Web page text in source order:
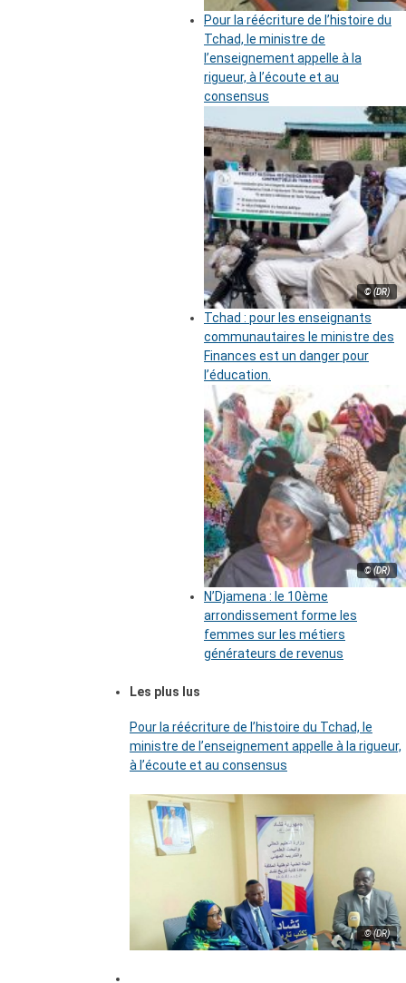
Pour la réécriture de l’histoire du
Tchad, le ministre de
l’enseignement appelle à la
rigueur, à l’écoute et au
consensus
© (DR)
Tchad : pour les enseignants
communautaires le ministre des
Finances est un danger pour
l’éducation.
© (DR)
N’Djamena : le 10ème
arrondissement forme les
femmes sur les métiers
générateurs de revenus
Les plus lus
Pour la réécriture de l’histoire du Tchad, le
ministre de l’enseignement appelle à la rigueur,
à l’écoute et au consensus
© (DR)